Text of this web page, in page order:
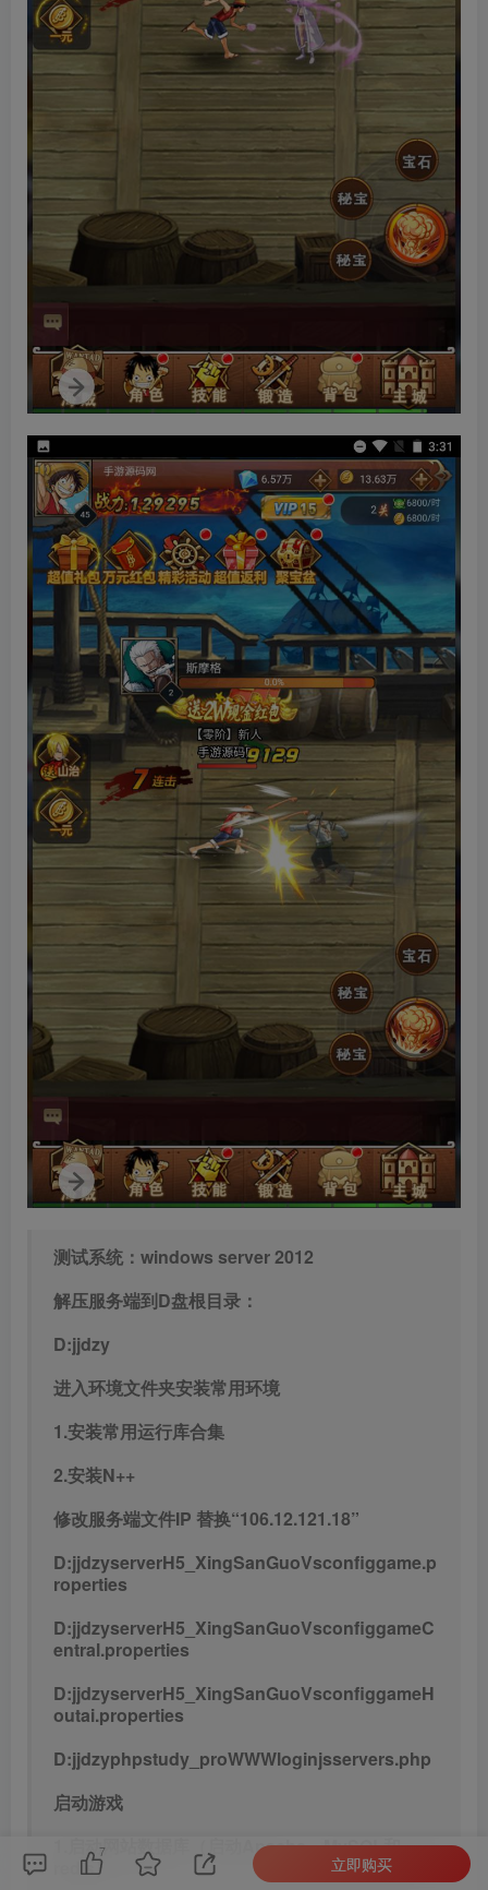
测试系统：windows server 2012
解压服务端到D盘根目录：
D:jjdzy
进入环境文件夹安装常用环境
1.安装常用运行库合集
2.安装N++
修改服务端文件IP 替换“106.12.121.18”
D:jjdzyserverH5_XingSanGuoVsconfiggame.p
roperties
D:jjdzyserverH5_XingSanGuoVsconfiggameC
entral.properties
D:jjdzyserverH5_XingSanGuoVsconfiggameH
outai.properties
D:jjdzyphpstudy_proWWWloginjsservers.php
启动游戏
1.启动网站数据库（启动Apache，MySQL和
redis）
7
立即购买